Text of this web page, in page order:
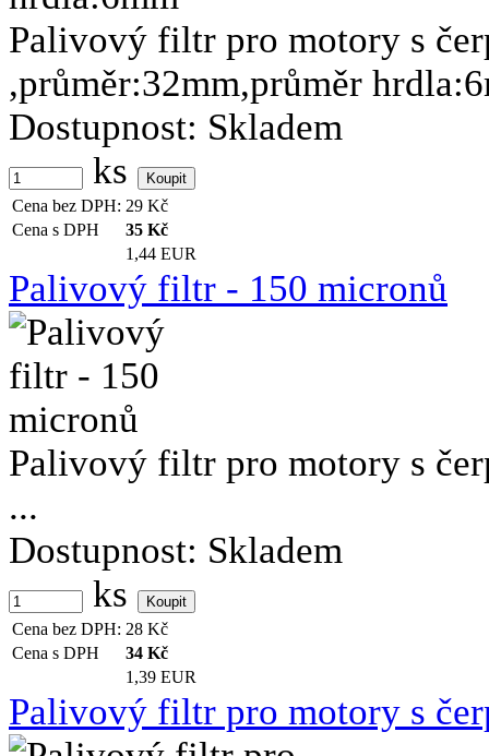
Palivový filtr pro motory s
,průměr:32mm,průměr
Dostupnost: Skladem
ks
Cena bez DPH: 29 Kč
Cena s DPH
35 Kč
1,44 EUR
Palivový filtr - 150 micronů
Palivový filtr pro motory s
...
Dostupnost: Skladem
ks
Cena bez DPH: 28 Kč
Cena s DPH
34 Kč
1,39 EUR
Palivový filtr pro motory s